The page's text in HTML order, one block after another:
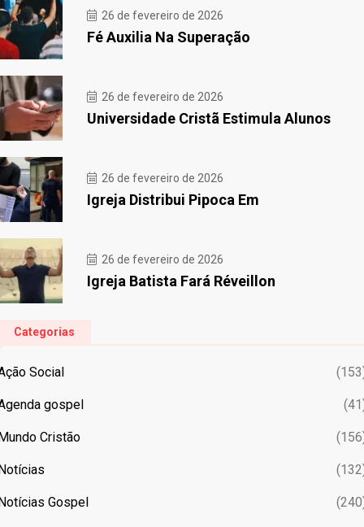
26 de fevereiro de 2026
Fé Auxilia Na Superação
26 de fevereiro de 2026
Universidade Cristã Estimula Alunos
26 de fevereiro de 2026
Igreja Distribui Pipoca Em
26 de fevereiro de 2026
Igreja Batista Fará Réveillon
Categorias
Social
gospel
Cristão
Gospel